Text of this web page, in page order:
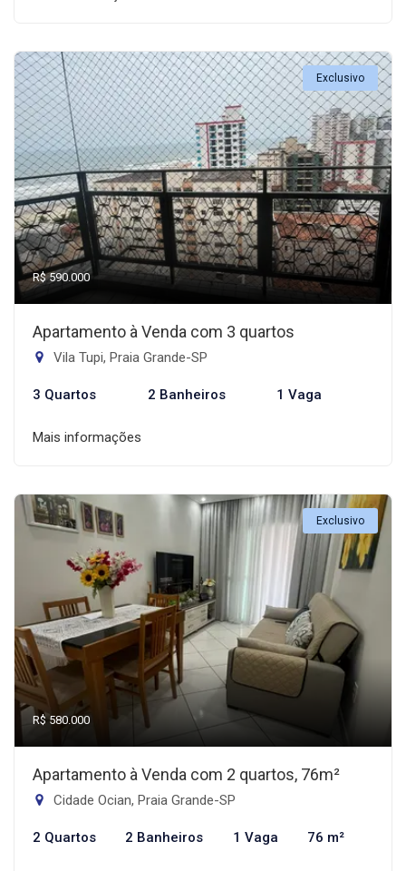
Exclusivo
R$ 590.000
Apartamento à Venda com 3 quartos
Vila Tupi, Praia Grande-SP
3 Quartos 2 Banheiros 1 Vaga
Mais informações
Exclusivo
R$ 580.000
Apartamento à Venda com 2 quartos, 76m²
Cidade Ocian, Praia Grande-SP
2 Quartos 2 Banheiros 1 Vaga 76 m²